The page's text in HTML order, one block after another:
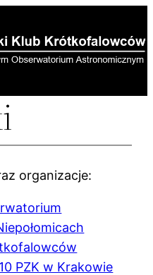
organizacje:
PZK w Krakowie